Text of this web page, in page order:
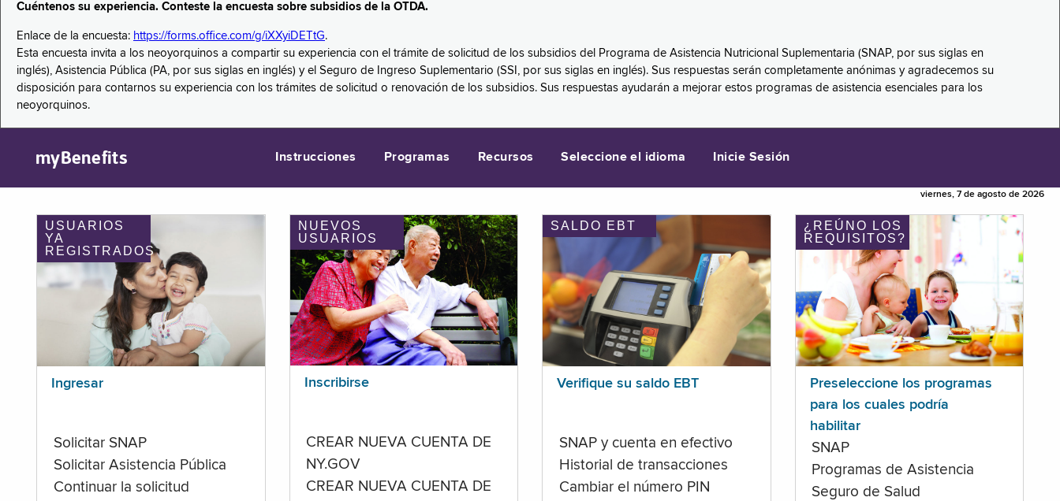
Cuéntenos su experiencia. Conteste la encuesta sobre subsidios de la OTDA.
Enlace de la encuesta: https://forms.office.com/g/iXXyiDETtG.
Esta encuesta invita a los neoyorquinos a compartir su experiencia con el trámite de solicitud de los subsidios del Programa de Asistencia Nutricional Suplementaria (SNAP, por sus siglas en
inglés), Asistencia Pública (PA, por sus siglas en inglés) y el Seguro de Ingreso Suplementario (SSI, por sus siglas en inglés). Sus respuestas serán completamente anónimas y agradecemos su
disposición para contarnos su experiencia con los trámites de solicitud o renovación de los subsidios. Sus respuestas ayudarán a mejorar estos programas de asistencia esenciales para los
neoyorquinos.
myBenefits Instrucciones Programas Recursos Seleccione el idioma Inicie Sesión
viernes, 7 de agosto de 2026
USUARIOS
YA
REGISTRADOS
Ingresar
Solicitar SNAP
Solicitar Asistencia Pública
Continuar la solicitud
NUEVOS
USUARIOS
Inscribirse
CREAR NUEVA CUENTA DE
NY.GOV
CREAR NUEVA CUENTA DE
SALDO EBT
Verifique su saldo EBT
SNAP y cuenta en efectivo
Historial de transacciones
Cambiar el número PIN
¿REÚNO LOS
REQUISITOS?
Preseleccione los programas
para los cuales podría
habilitar
SNAP
Programas de Asistencia
Seguro de Salud